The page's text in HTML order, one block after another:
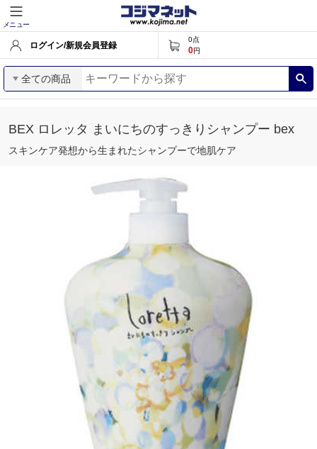
メニュー
ログイン/新規会員登録
0点
0円
全ての商品
BEX ロレッタ まいにちのすっきりシャンプー bex
スキンケア発想から生まれたシャンプーで地肌ケア